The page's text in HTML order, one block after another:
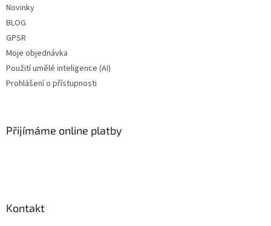
Novinky
BLOG
GPSR
Moje objednávka
Použití umělé inteligence (AI)
Prohlášení o přístupnosti
Přijímáme online platby
Kontakt